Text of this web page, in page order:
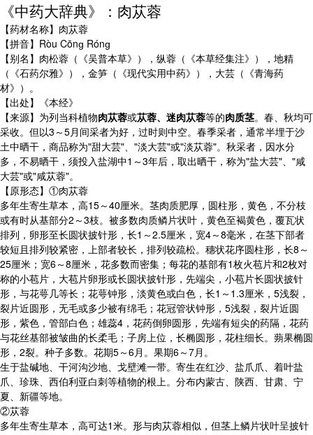
《中药大辞典》：肉苁蓉
【药材名称】肉苁蓉
【拼音】Ròu Cōnɡ Rónɡ
【别名】肉松蓉（《吴普本草》），纵蓉（《本草经集注》），地精
（《石药尔雅》），金笋（《现代实用中药》），大芸（《青海药
材》）。
【出处】《本经》
【来源】为列当科植物肉苁蓉或苁蓉、迷肉苁蓉等的肉质茎。春、秋均可
采收。但以3～5月间采者为好，过时则中空。春季采者，通常半埋于沙
土中晒干，商品称为"甜大芸"、"淡大芸"或"淡苁蓉"。秋采者，因水分
多，不易晒干，须投入盐湖中1～3年后，取出晒干，称为"盐大芸"、"咸
大芸"或"咸苁蓉"。
【原形态】①肉苁蓉
多年生寄生草本，高15～40厘米。茎肉质肥厚，圆柱形，黄色，不分枝
或有时从基部分2～3枝。被多数肉质鳞片状叶，黄色至褐黄色，覆瓦状
排列，卵形至长圆状披针形，长1～2.5厘米，宽4～8毫米，在茎下部者
较短且排列较紧密，上部者较长，排列较疏松。穗状花序圆柱形，长8～
25厘米；宽6～8厘米，花多数而密集；每花的基部有1枚火苞片和2枚对
称的小苞片，大苞片卵形或长圆状披针形，先端尖，小苞片长圆状披针
形，与花萼几等长；花萼钟形，淡黄色或白色，长1～1.3厘米，5浅裂，
裂片近圆形，无毛或多少被有绵毛；花冠管状钟形，5浅裂，裂片近圆
形，紫色，管部白色；雄蕊4，花药倒卵圆形，先端有短尖的药隔，花药
与花丝基部被皱曲的长柔毛；子房上位，长椭圆形，花柱细长。蒴果椭圆
形，2裂。种子多数。花期5～6月。果期6～7月。
生于盐碱地、干河沟沙地、戈壁滩一带。寄生在红沙、盐爪爪、着叶盐
爪、珍珠、西伯利亚白刺等植物的根上。分布内蒙古、陕西、甘肃、宁
夏、新疆等地。
②苁蓉
多年生寄生草本，高可达1米。形与肉苁蓉相似，但茎上鳞片状叶呈披针